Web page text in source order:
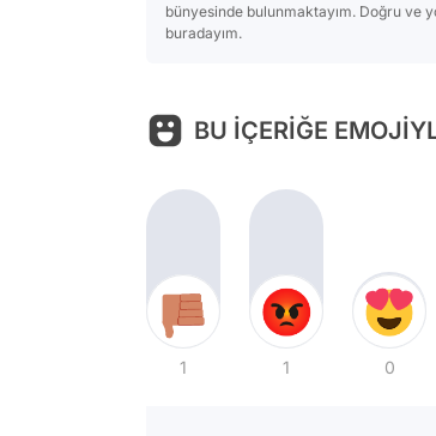
bünyesinde bulunmaktayım. Doğru ve
buradayım.
BU İÇERİĞE
1 1 0